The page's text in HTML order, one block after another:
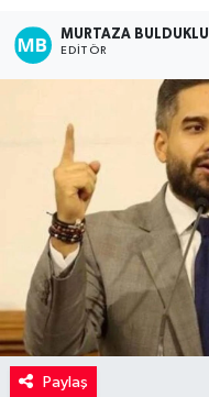
MURTAZA BULDUKLU
EDITÖR
Paylaş
Yaşam